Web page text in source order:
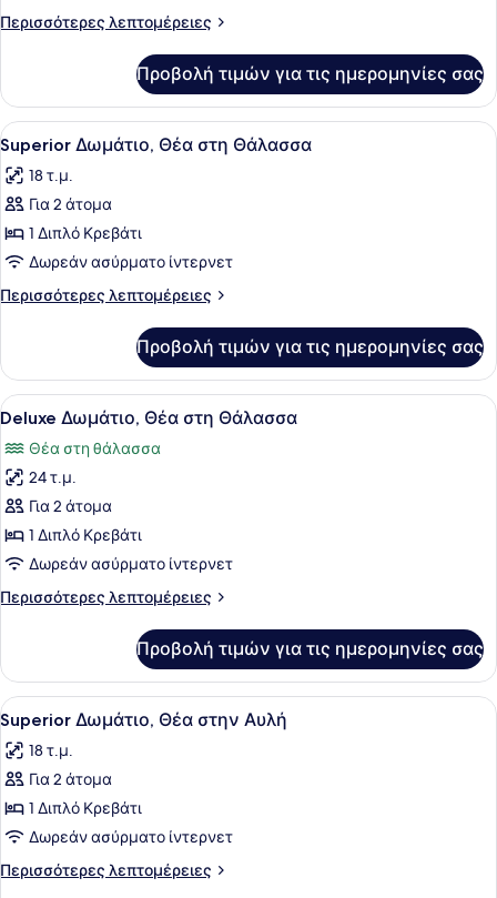
Περισσότερες λεπτομέρειες
Περισσότερες
Σουίτα
Προβολή τιμών για τις ημερομηνίες σας
Προβολή
όλων
των
φωτογραφιών
για
Superior
Δωμάτιο,
Θέα
Θάλασσα
Ένα θέρετρο με μια μεγάλη
6
Superior Δωμάτιο, Θέα στη Θάλασσα
18 τ.μ.
Για 2 άτομα
1 Διπλό Κρεβάτι
Δωρεάν ασύρματο ίντερνετ
Περισσότερες λεπτομέρειες
Περισσότερες
Δωμάτιο,
Θέα
στη
Προβολή τιμών για τις ημερομηνίες σας
Προβολή
όλων
των
φωτογραφιών
για
Deluxe
Δωμάτιο,
στη
Ένα θέρετρο με μια μεγάλη
6
Deluxe Δωμάτιο, Θέα στη Θάλασσα
Θέα στη θάλασσα
24 τ.μ.
Για 2 άτομα
1 Διπλό Κρεβάτι
Δωρεάν ασύρματο ίντερνετ
Περισσότερες λεπτομέρειες
Περισσότερες
Δωμάτιο,
Θέα
στη
Θάλασσα
Προβολή τιμών για τις ημερομηνίες σας
Προβολή
όλων
των
φωτογραφιών
για
Superior
Δωμάτιο,
Θέα
Ένα δωμάτιο ξενοδοχείου με ένα
5
Superior Δωμάτιο, Θέα στην Αυλή
18 τ.μ.
Για 2 άτομα
1 Διπλό Κρεβάτι
Δωρεάν ασύρματο ίντερνετ
Περισσότερες λεπτομέρειες
Περισσότερες